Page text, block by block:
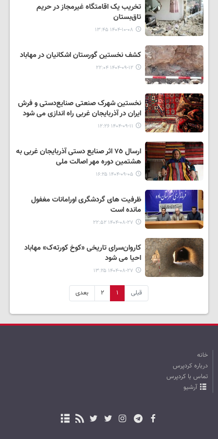
تخریب یک اقامتگاه غیرمجاز در حریم
تاق‌بستان
۱۴۰۴-۱۰-۰۸ ۱۳:۴۵
کشف نخستین گورستان اشکانیان در مهاباد
۱۴۰۴-۰۹-۱۲ ۲۲:۰۴
نخستین شهرک صنعتی صنایع‌دستی و فرش
ایران در آذربایجان‌ غربی راه اندازی می شود
۱۴۰۴-۰۹-۱۱ ۱۲:۲۶
ارسال ٧٥ اثر صنایع دستی آذربایجان غربی به
هشتمین دوره مهر اصالت ملی
۱۴۰۴-۰۹-۰۵ ۱۶:۲۵
ظرفیت های گردشگری اورامانات مغفول
مانده است
۱۴۰۴-۰۸-۲۷ ۲۲:۵۲
کاروان‌سرای تاریخی «کوخ کورته‌ک» مهاباد
احیا می شود
۱۴۰۴-۰۸-۲۷ ۱۳:۲۵
قبلی ۱ ۲ بعدی
خانه
درباره کردپرس
تماس با کردپرس
آرشیو